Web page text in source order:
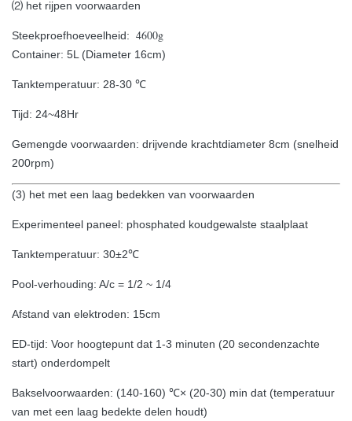
⑵ het rijpen voorwaarden
Steekproefhoeveelheid: 4600g
Container: 5L (Diameter 16cm)
Tanktemperatuur: 28-30 ℃
Tijd: 24~48Hr
Gemengde voorwaarden: drijvende krachtdiameter 8cm (snelheid
200rpm)
(3) het met een laag bedekken van voorwaarden
Experimenteel paneel: phosphated koudgewalste staalplaat
Tanktemperatuur: 30±2℃
Pool-verhouding: A/c = 1/2 ~ 1/4
Afstand van elektroden: 15cm
ED-tijd: Voor hoogtepunt dat 1-3 minuten (20 secondenzachte
start) onderdompelt
Bakselvoorwaarden: (140-160) ℃× (20-30) min dat (temperatuur
van met een laag bedekte delen houdt)